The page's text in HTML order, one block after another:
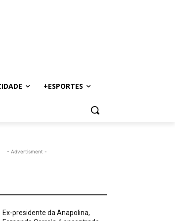
+ESPORTES
- Advertisment -
Ex-presidente da Anapolina,